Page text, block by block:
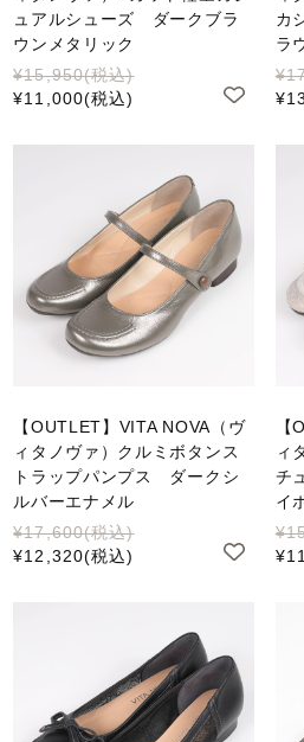
ュアルシューズ ダークブラ
ウンメタリック
¥15,950(税込)
¥11,000(税込)
カ
ラ
【OUTLET】VITA NOVA（ヴ
ィタノヴァ）クルミボタンス
トラップパンプス ダークシ
ルバーエナメル
¥17,600(税込)
¥12,320(税込)
ィ
チ
イ